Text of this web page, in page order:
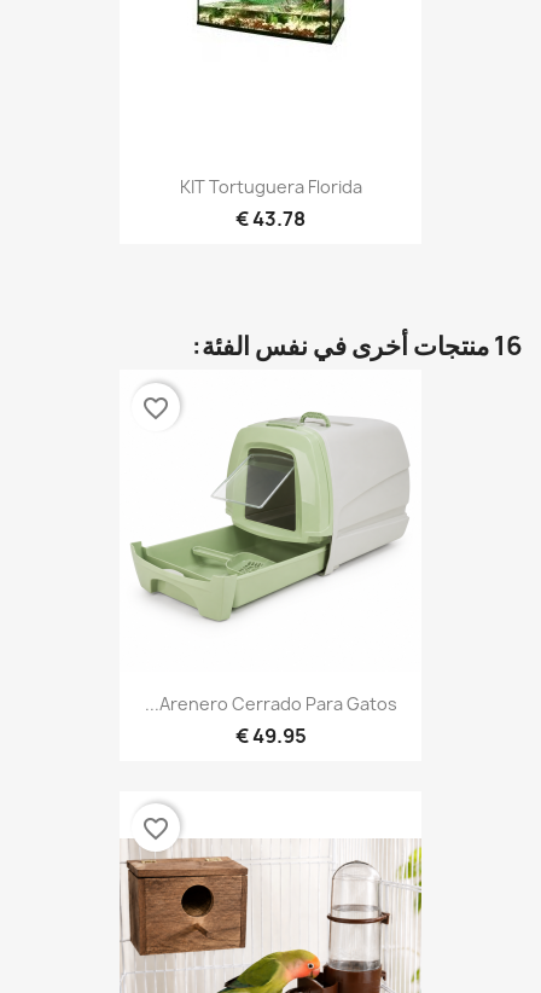
KIT Tortuguera Florida
43.78 €
16 منتجات أخرى في نفس الفئة:
Arenero Cerrado Para Gatos...
49.95 €
favorite_border
favorite_border